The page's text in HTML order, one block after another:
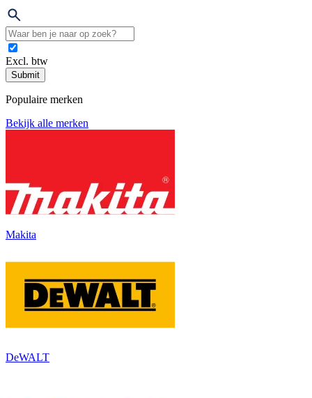
Excl. btw
Submit
Populaire merken
Bekijk alle merken
Makita
DeWALT